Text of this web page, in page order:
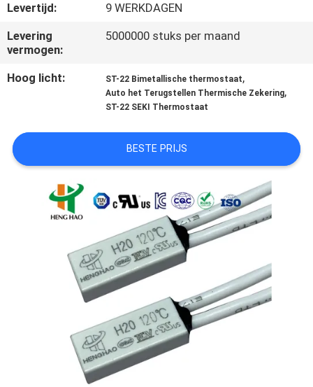
NIEUWS
ALLE
GEVALLEN
SITEMAP
PRIVACY
POLICY
Levertijd:
9 WERKDAGEN
Levering
vermogen:
5000000 stuks per maand
Hoog licht: ST-22 Bimetallische thermostaat,
Auto het Terugstellen Thermische Zekering,
ST-22 SEKI Thermostaat
BESTE PRIJS